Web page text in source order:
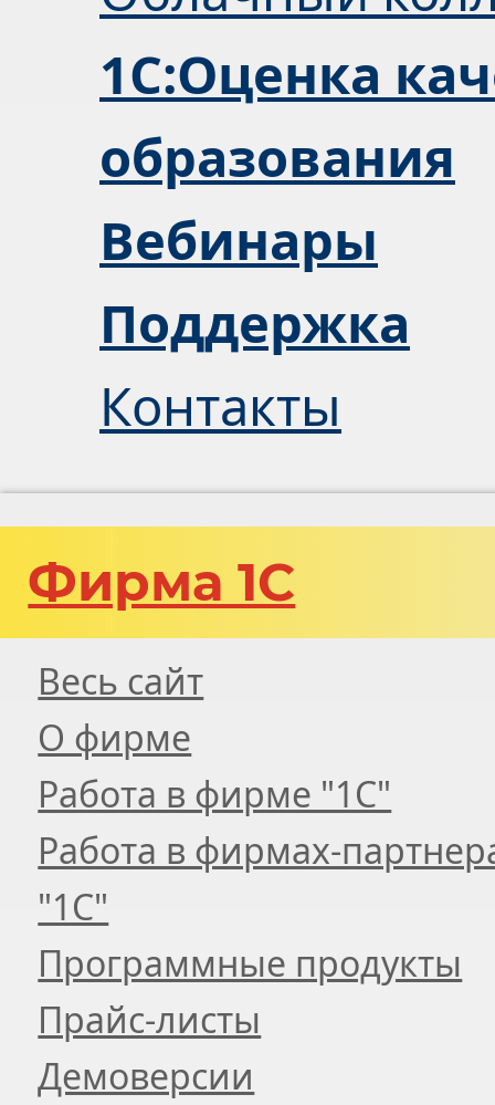
1С:Оценка
образования
Вебинары
Поддержка
Контакты
Фирма 1С
Весь сайт
О фирме
Работа в фирме "1С"
Работа в фирмах-
"1С"
Программные продукты
Прайс-листы
Демоверсии